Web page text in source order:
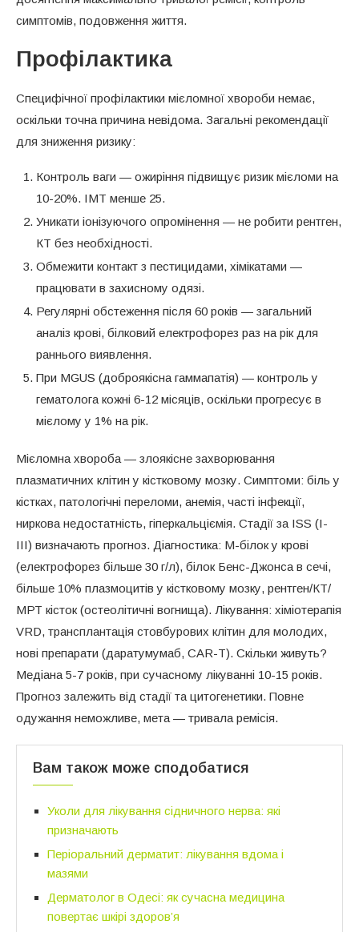
симптомів, подовження життя.
Профілактика
Специфічної профілактики мієломної хвороби немає,
оскільки точна причина невідома. Загальні рекомендації
для зниження ризику:
Контроль ваги — ожиріння підвищує ризик мієломи на
10-20%. ІМТ менше 25.
Уникати іонізуючого опромінення — не робити рентген,
КТ без необхідності.
Обмежити контакт з пестицидами, хімікатами —
працювати в захисному одязі.
Регулярні обстеження після 60 років — загальний
аналіз крові, білковий електрофорез раз на рік для
раннього виявлення.
При MGUS (доброякісна гаммапатія) — контроль у
гематолога кожні 6-12 місяців, оскільки прогресує в
мієлому у 1% на рік.
Мієломна хвороба — злоякісне захворювання
плазматичних клітин у кістковому мозку. Симптоми: біль у
кістках, патологічні переломи, анемія, часті інфекції,
ниркова недостатність, гіперкальціємія. Стадії за ISS (I-
III) визначають прогноз. Діагностика: М-білок у крові
(електрофорез більше 30 г/л), білок Бенс-Джонса в сечі,
більше 10% плазмоцитів у кістковому мозку, рентген/КТ/
МРТ кісток (остеолітичні вогнища). Лікування: хіміотерапія
VRD, трансплантація стовбурових клітин для молодих,
нові препарати (даратумумаб, CAR-T). Скільки живуть?
Медіана 5-7 років, при сучасному лікуванні 10-15 років.
Прогноз залежить від стадії та цитогенетики. Повне
одужання неможливе, мета — тривала ремісія.
Вам також може сподобатися
Уколи для лікування сідничного нерва: які
призначають
Періоральний дерматит: лікування вдома і
мазями
Дерматолог в Одесі: як сучасна медицина
повертає шкірі здоров’я